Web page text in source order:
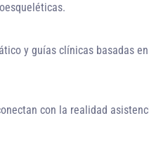
y guías clínicas basadas en
con la realidad